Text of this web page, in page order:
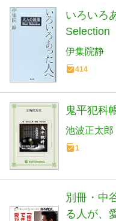
いろいろ
Selection
伊集院静
414
鬼平犯科
池波正太郎
1
別冊・中
る人が、